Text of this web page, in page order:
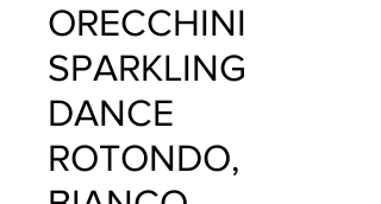
ORECCHINI
SPARKLING
DANCE
ROTONDO,